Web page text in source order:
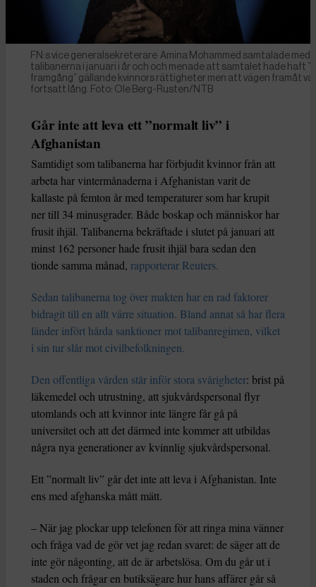
FN:s vice generalsekreterare Amina Mohammed samtalade med
talibanerna i januari i år och och menade att samtalet hade haft
framgång” gällande kvinnors rättigheter men att vägen framåt var
fortsatt lång. Foto: Ole Berg-Rusten/NTB
Går inte att leva ett ”normalt liv” i
Afghanistan
Samtidigt som talibanerna har förbjudit kvinnor från att
arbeta har vintermånaderna i Afghanistan varit de
kallaste på femton år med temperaturer som har krupit
ner till 34 minusgrader. Både boskap och människor har
frusit ihjäl. Talibanerna bekräftade i slutet på januari att
minst 162 personer hade frusit ihjäl bara sedan den
tionde samma månad, rapporterar Reuters.
Sedan talibanerna tog över makten har en rad faktorer
bidragit till en allt värre situation. Bland annat så har flera
länder infört hårda sanktioner mot talibanregimen, vilket
i sin tur slår mot civilbefolkningen.
Den offentliga vården står inför stora svårigheter: brist på
läkemedel och utrustning, att sjukvårdspersonal flyr
utomlands och att kvinnor inte längre får gå på
universitet och att det därmed inte kommer att utbildas
några nya generationer av kvinnlig sjukvårdspersonal.
Ett ”normalt liv” går det inte att leva i Afghanistan. Inte
ens med afghanska mått mätt.
– När jag plockar upp telefonen för att ringa mina vänner
och fråga vad de gör vet jag redan svaret: de säger att de
inte gör någonting, att de är arbetslösa. Om du går ut i
staden och frågar en butiksägare hur hans affärer går så